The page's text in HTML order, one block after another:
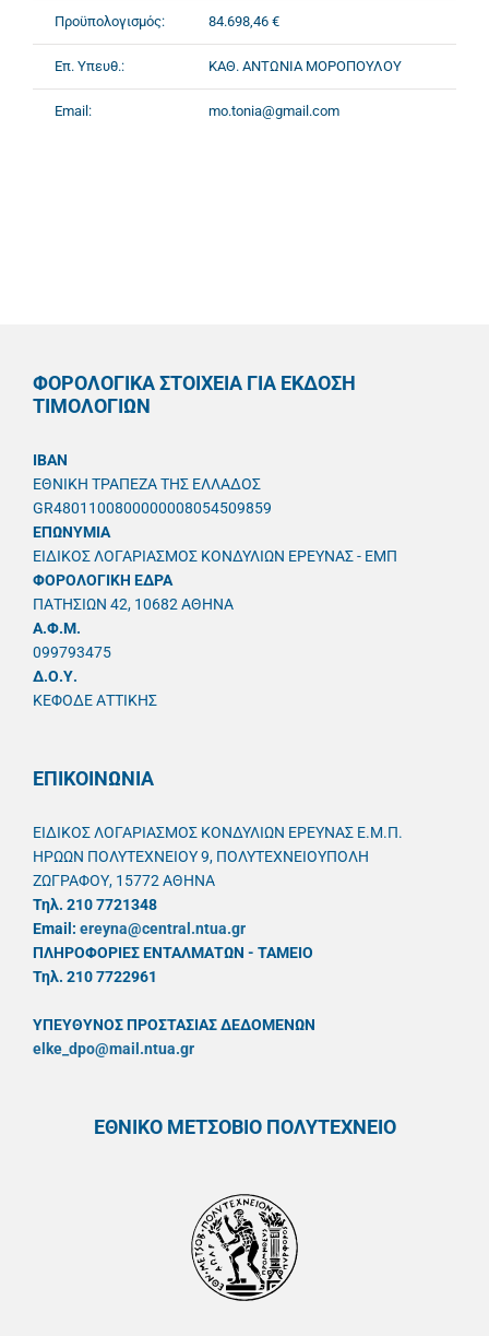
Προϋπολογισμός: 84.698,46 €
Επ. Υπευθ.: ΚΑΘ. ΑΝΤΩΝΙΑ ΜΟΡΟΠΟΥΛΟΥ
Email: mo.tonia@gmail.com
ΦΟΡΟΛΟΓΙΚΑ ΣΤΟΙΧΕΙΑ ΓΙΑ ΕΚΔΟΣΗ
ΤΙΜΟΛΟΓΙΩΝ
IBAN
ΕΘΝΙΚΗ ΤΡΑΠΕΖΑ ΤΗΣ ΕΛΛΑΔΟΣ
GR4801100800000008054509859
ΕΠΩΝΥΜΙΑ
ΕΙΔΙΚΟΣ ΛΟΓΑΡΙΑΣΜΟΣ ΚΟΝΔΥΛΙΩΝ ΕΡΕΥΝΑΣ - ΕΜΠ
ΦΟΡΟΛΟΓΙΚΗ ΕΔΡΑ
ΠΑΤΗΣΙΩΝ 42, 10682 ΑΘΗΝΑ
A.Φ.Μ.
099793475
Δ.Ο.Υ.
ΚΕΦΟΔΕ ΑΤΤΙΚΗΣ
ΕΠΙΚΟΙΝΩΝΙΑ
ΕΙΔΙΚΟΣ ΛΟΓΑΡΙΑΣΜΟΣ ΚΟΝΔΥΛΙΩΝ ΕΡΕΥΝΑΣ Ε.Μ.Π.
ΗΡΩΩΝ ΠΟΛΥΤΕΧΝΕΙΟΥ 9, ΠΟΛΥΤΕΧΝΕΙΟΥΠΟΛΗ
ΖΩΓΡΑΦΟΥ, 15772 ΑΘΗΝΑ
Τηλ. 210 7721348
Email: ereyna@central.ntua.gr
ΠΛΗΡΟΦΟΡΙΕΣ ΕΝΤΑΛΜΑΤΩΝ - ΤΑΜΕΙΟ
Τηλ. 210 7722961
ΥΠΕΥΘYΝΟΣ ΠΡΟΣΤΑΣΙΑΣ ΔΕΔΟΜΕΝΩΝ
elke_dpo@mail.ntua.gr
ΕΘΝΙΚΟ ΜΕΤΣΟΒΙΟ ΠΟΛΥΤΕΧΝΕΙΟ